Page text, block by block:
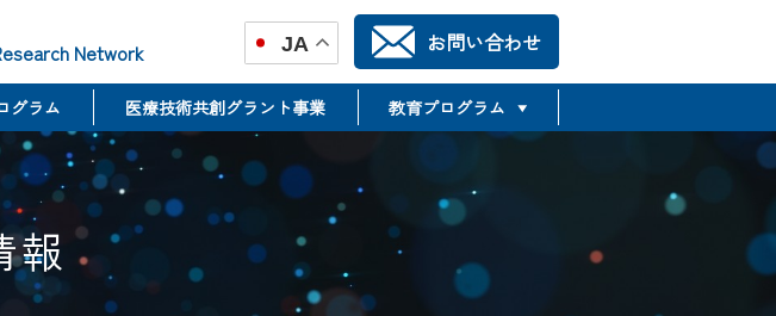
Network
お問い合わせ
JA
グラム 医療技術共創グラント事業 教育プログラム
TSMTP
Translational Science &
Medicine Training Program
報